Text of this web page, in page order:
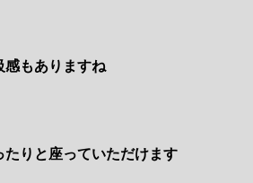
感もありますね
たりと座っていただけます